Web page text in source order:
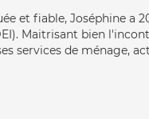
et fiable, Joséphine a
Maitrisant bien
services de ménage,